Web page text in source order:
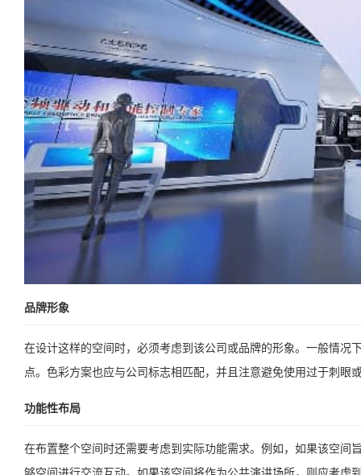
品牌形象
在设计这样的空间时，必须考虑到该公司或品牌的形象。一般情
点。色彩方案也应与公司标志相匹配，并且注意避免使用过于刺眼
功能性布局
在布置整个空间时还需要考虑到实际功能需求。例如，如果该空